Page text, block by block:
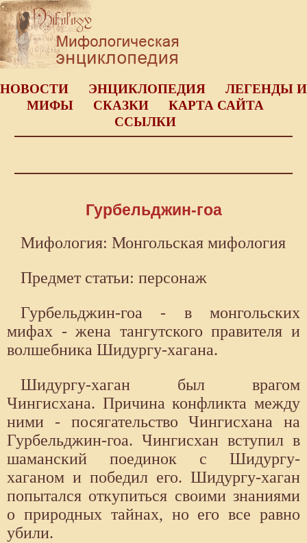
НОВОСТИ ЭНЦИКЛОПЕДИЯ
ЛЕГЕНДЫ И
МИФЫ
СКАЗКИ
КАРТА САЙТА
ССЫЛКИ
Гурбельджин-гоа
Мифология: Монгольская мифология
Предмет статьи: персонаж
Гурбельджин-гоа - в монгольских
мифах - жена тангутского правителя и
волшебника Шидургу-хагана.
Шидургу-хаган был врагом
Чингисхана. Причина конфликта между
ними - посягательство Чингисхана на
Гурбельджин-гоа. Чингисхан вступил в
шаманский поединок с Шидургу-
хаганом и победил его. Шидургу-хаган
попытался откупиться своими знаниями
о природных тайнах, но его все равно
убили.